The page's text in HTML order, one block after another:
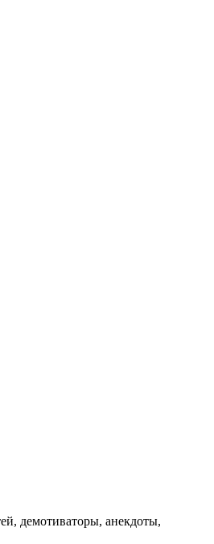
демотиваторы, анекдоты,